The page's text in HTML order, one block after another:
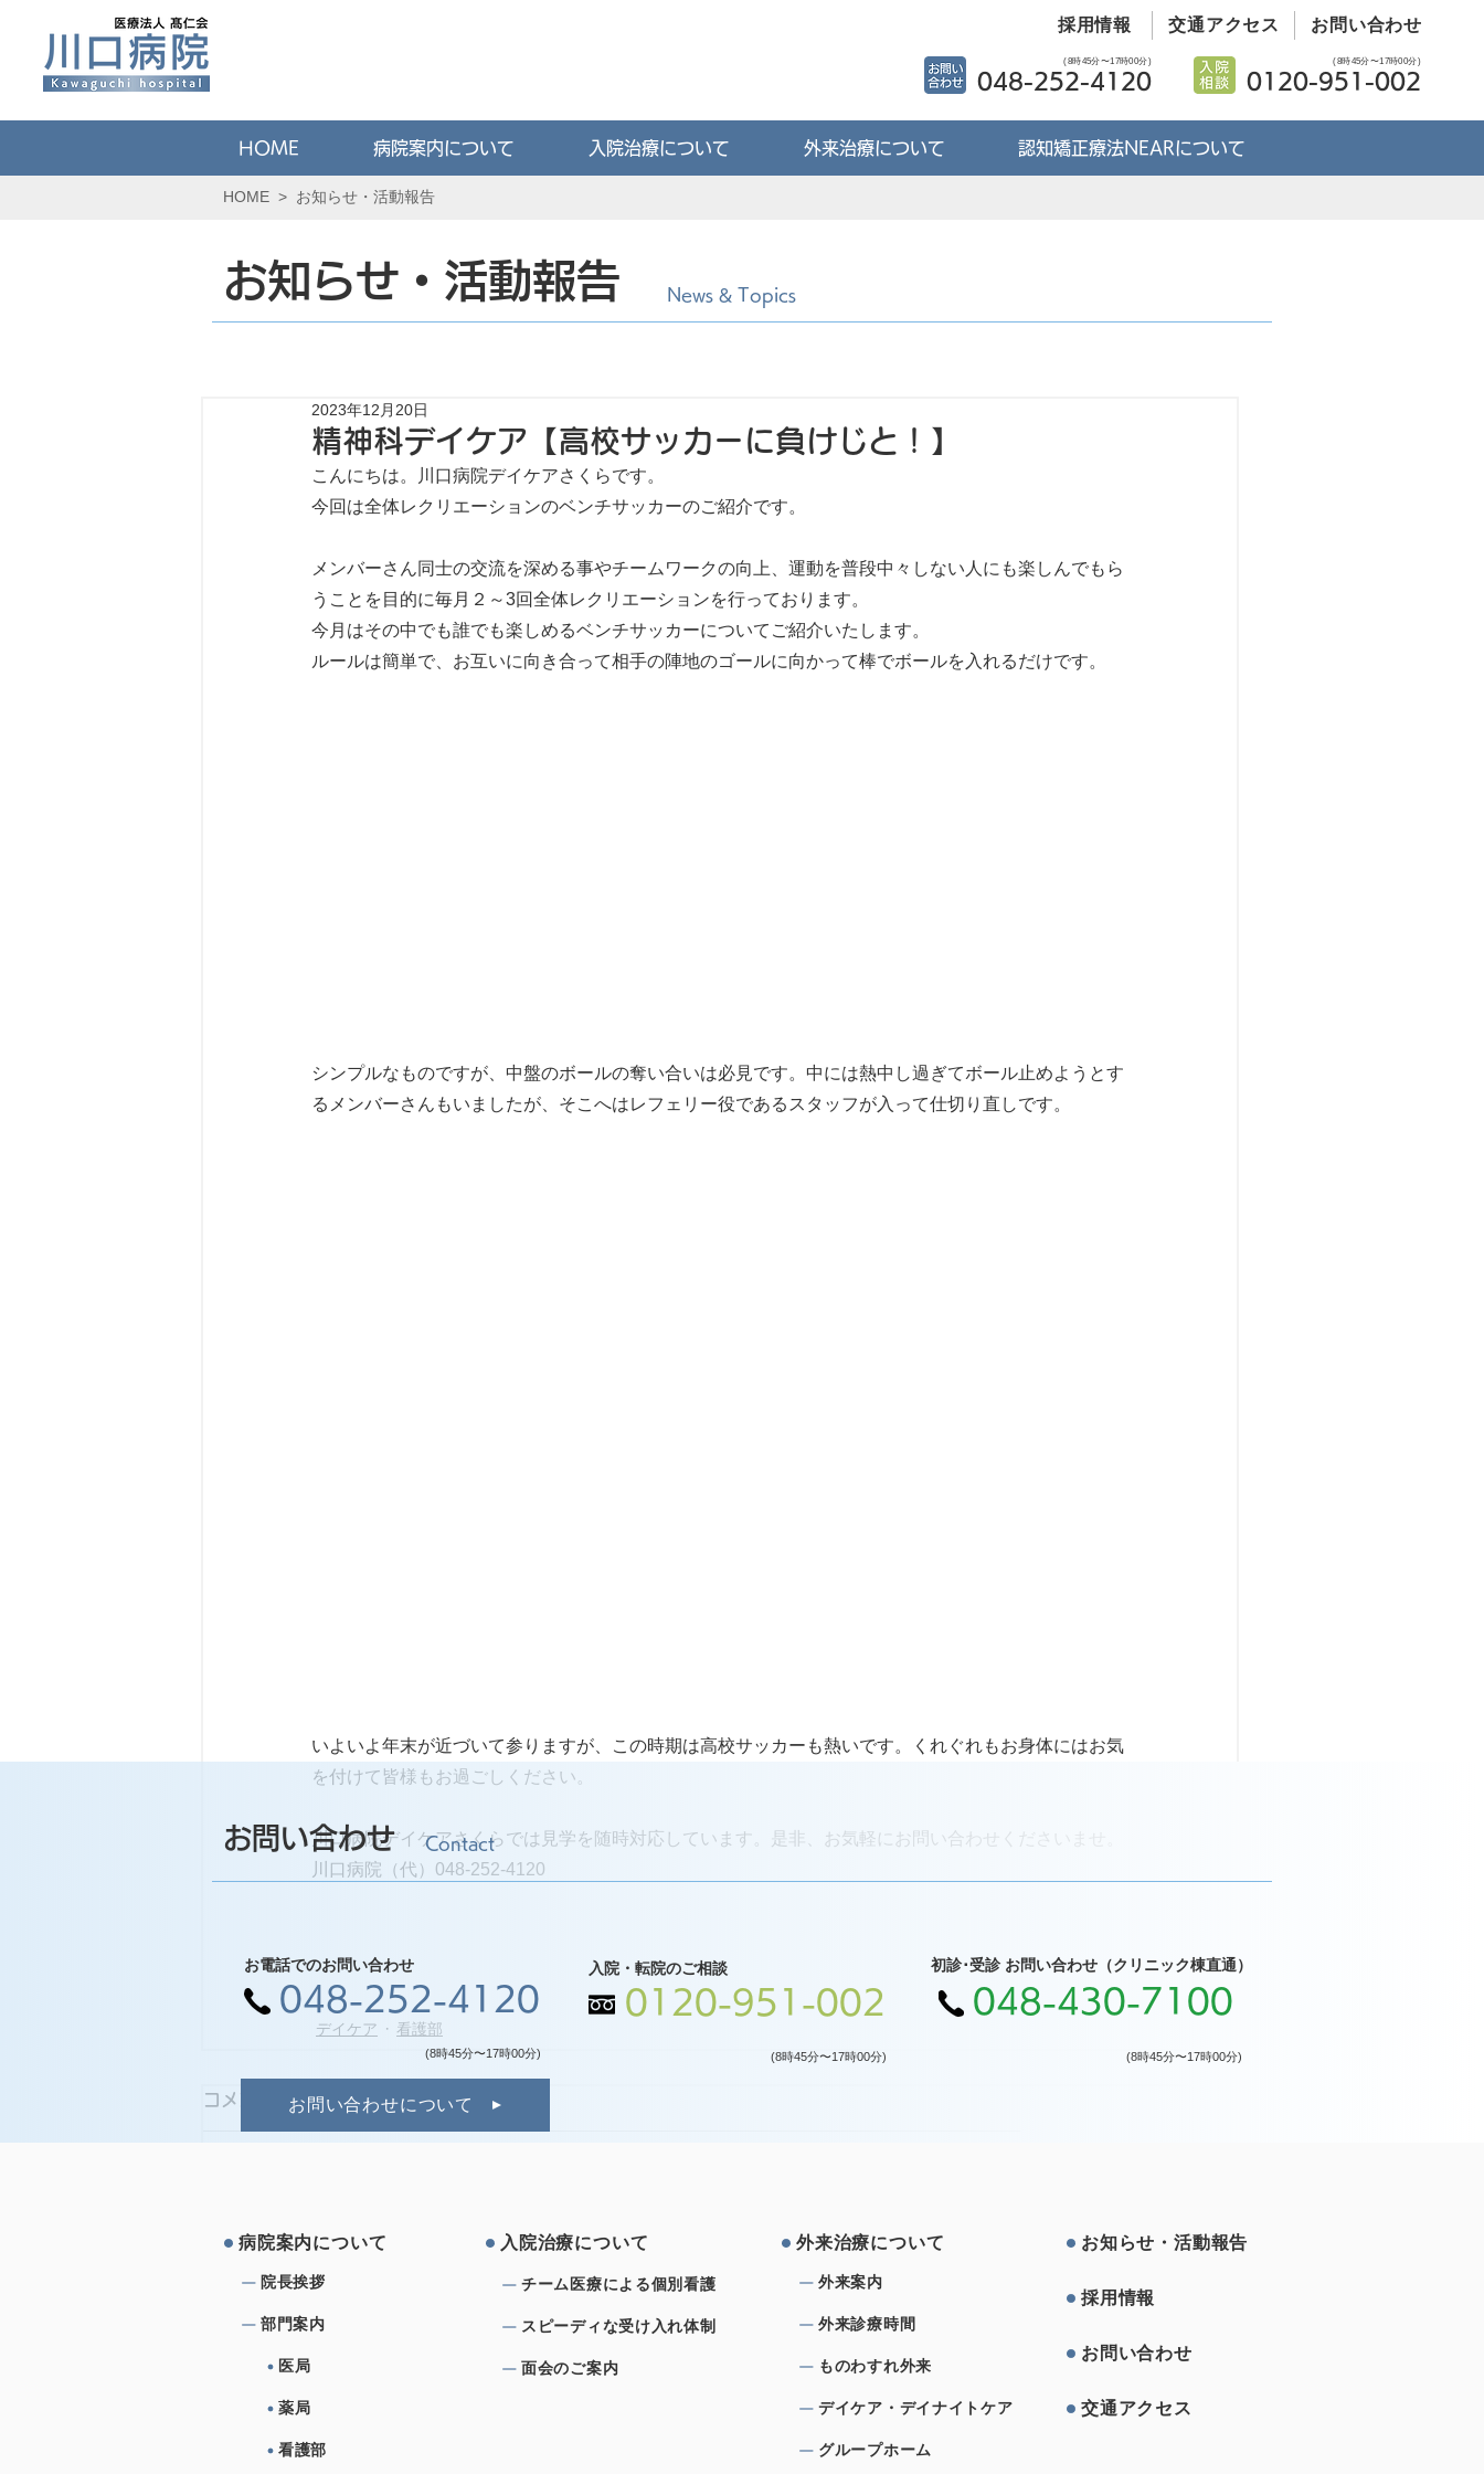
採用情報 交通アクセス お問い合わせ
(8時45分〜17時00分)
048-252-4120
(8時45分〜17時00分)
0120-951-002
HOME 病院案内について 入院治療について 外来治療について 認知矯正療法NEARについて
HOME > お知らせ・活動報告
お知らせ・活動報告 News & Topics
精神科デイケア【高校サッカーに負けじと！】
2023年12月20日
こんにちは。川口病院デイケアさくらです。
今回は全体レクリエーションのベンチサッカーのご紹介です。
メンバーさん同士の交流を深める事やチームワークの向上、運動を普段中々しない人にも楽しんでもら
うことを目的に毎月２～3回全体レクリエーションを行っております。
今月はその中でも誰でも楽しめるベンチサッカーについてご紹介いたします。
ルールは簡単で、お互いに向き合って相手の陣地のゴールに向かって棒でボールを入れるだけです。
シンプルなものですが、中盤のボールの奪い合いは必見です。中には熱中し過ぎてボール止めようとす
るメンバーさんもいましたが、そこへはレフェリー役であるスタッフが入って仕切り直しです。
いよいよ年末が近づいて参りますが、この時期は高校サッカーも熱いです。くれぐれもお身体にはお気
を付けて皆様もお過ごしください。
川口病院デイケアさくらでは見学を随時対応しています。是非、お気軽にお問い合わせくださいませ。
川口病院（代）048-252-4120
デイケア 看護部
コメント
お問い合わせ Contact
お電話でのお問い合わせ
048-252-4120
(8時45分〜17時00分)
入院・転院のご相談
0120-951-002
(8時45分〜17時00分)
初診･受診 お問い合わせ（クリニック棟直通）
048-430-7100
(8時45分〜17時00分)
お問い合わせについて
病院案内について
院⻑挨拶
部⾨案内
医局
⼊院治療について
チーム医療による個別看護
スピーディな受け⼊れ体制
⾯会のご案内
薬局
看護部
外来治療について
外来案内
外来診療時間
ものわすれ外来
デイケア・デイナイトケア
お知らせ・活動報告
採⽤情報
お問い合わせ
交通アクセス
グループホーム